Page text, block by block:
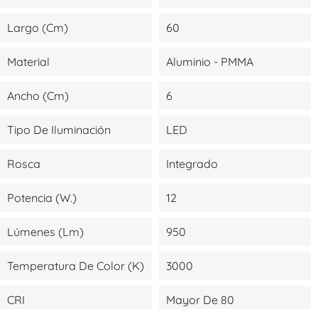
Largo (cm) 60
Material Aluminio - PMMA
Ancho (cm) 6
Tipo De Iluminación LED
Rosca Integrado
Potencia (W.) 12
Lúmenes (lm) 950
Temperatura De Color (K) 3000
CRI Mayor De 80